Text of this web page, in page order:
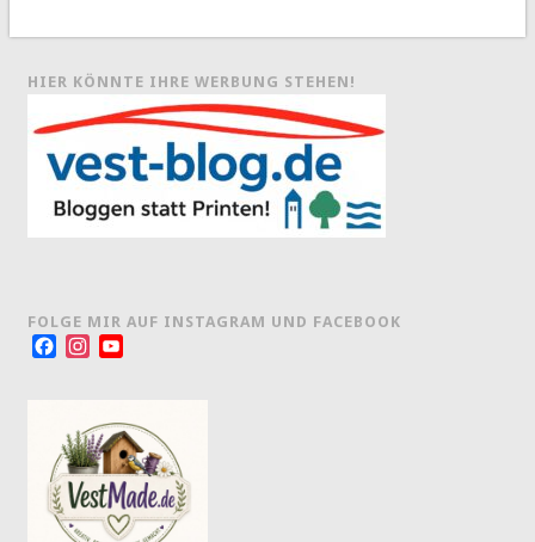
HIER KÖNNTE IHRE WERBUNG STEHEN!
FOLGE MIR AUF INSTAGRAM UND FACEBOOK
FacebookInstagram